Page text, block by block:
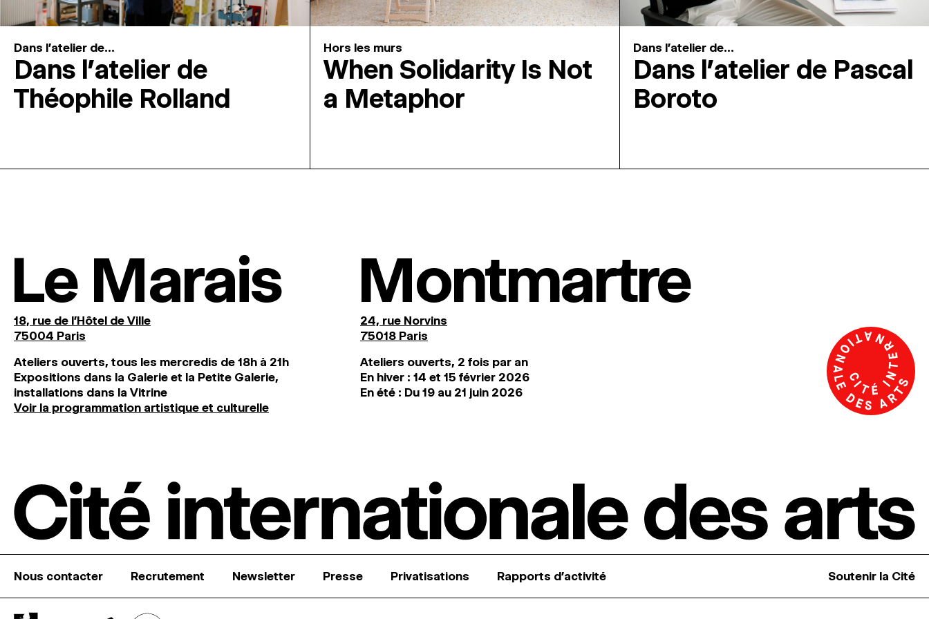
Dans l'atelier de...
Dans l’atelier de
Théophile Rolland
Hors les murs
When Solidarity Is Not
a Metaphor
Dans l'atelier de...
Dans l’atelier de Pascal
Boroto
Le Marais
18, rue de l'Hôtel de Ville
75004 Paris
Ateliers ouverts, tous les mercredis de 18h à 21h
Expositions dans la Galerie et la Petite Galerie,
installations dans la Vitrine
Voir la programmation artistique et culturelle
Montmartre
24, rue Norvins
75018 Paris
Ateliers ouverts, 2 fois par an
En hiver : 14 et 15 février 2026
En été : Du 19 au 21 juin 2026
Nous contacter Recrutement Newsletter Presse Privatisations Rapports d’activité Soutenir la Cité